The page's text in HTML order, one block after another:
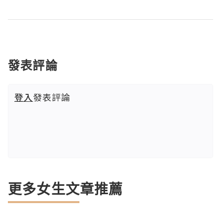
發表評論
登入發表評論
更多女生文章推薦